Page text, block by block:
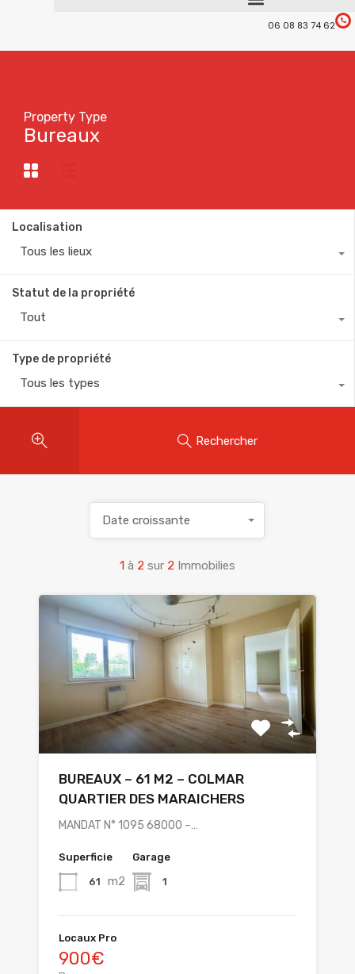
06 08 83 74 62
Property Type
Bureaux
Localisation
Tous les lieux
Statut de la propriété
Tout
Type de propriété
Tous les types
Rechercher
1 à 2 sur 2 Immobilies
Date croissante
BUREAUX – 61 M2 – COLMAR
QUARTIER DES MARAICHERS
MANDAT N° 1095 68000 –…
Superficie
61 m2
Garage
1
Locaux Pro
900€